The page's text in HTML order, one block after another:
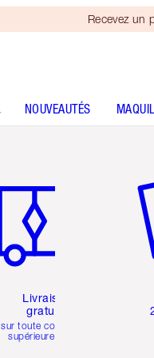
Recevez un
NOUVEAUTÉS
Livraison
gratuite
sur toute commande
supérieure à 50 $